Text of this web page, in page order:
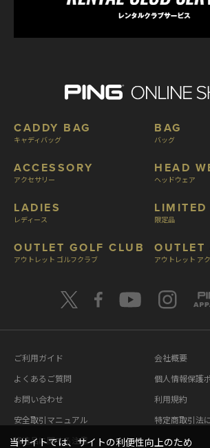
CADDY BAG
キャディバッグ
ACCESSORY
アクセサリー
LADIES
レディース
OUTLET GOLF CLUB
アウトレット ゴルフクラブ
BAG
バッグ
HEAD
ヘッドウェア
LIMITED
限定品
OUTLET
アウトレット ア
ご利用ガイド
よくあるご質問
お問い合わせ
安全取引マニュアル
模造品に関する注意
会社概要
個人情報保護
利用規約
特定商取引法
当サイトでは、サイトの利便性向上のため